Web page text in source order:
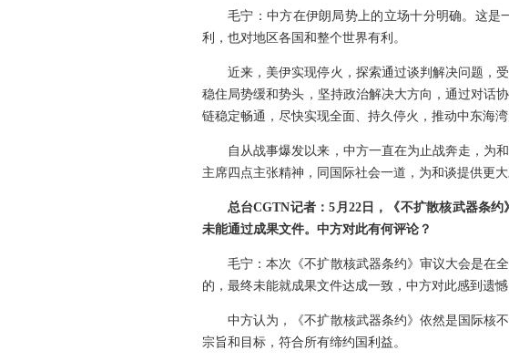
毛宁：中方在伊朗局势上的立场十分明确。这
利，也对地区各国和整个世界有利。
近来，美伊实现停火，探索通过谈判解决问题，
稳住局势缓和势头，坚持政治解决大方向，通过对话
链稳定畅通，尽快实现全面、持久停火，推动中东海湾
自从战事爆发以来，中方一直在为止战奔走，为
主席四点主张精神，同国际社会一道，为和谈提供更
总台CGTN记者：5月22日，《不扩散核武器条
未能通过成果文件。中方对此有何评论？
毛宁：本次《不扩散核武器条约》审议大会是在
的，最终未能就成果文件达成一致，中方对此感到遗憾
中方认为，《不扩散核武器条约》依然是国际核
宗旨和目标，符合所有缔约国利益。